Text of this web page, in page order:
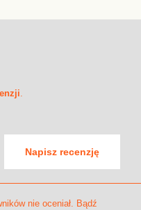
.
Napisz recenzję
nie oceniał. Bądź